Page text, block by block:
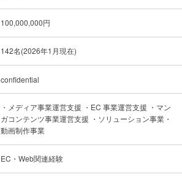
100,000,000円
142名(2026年1月現在)
confidential
・メディア事業運営支援 ・EC 事業運営支援 ・マン
ガコンテンツ事業運営支援 ・ソリューション事業・
動画制作事業
EC・Web関連経験